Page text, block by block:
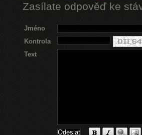
Zasílate odpověď ke
Jméno
Kontrola
Text